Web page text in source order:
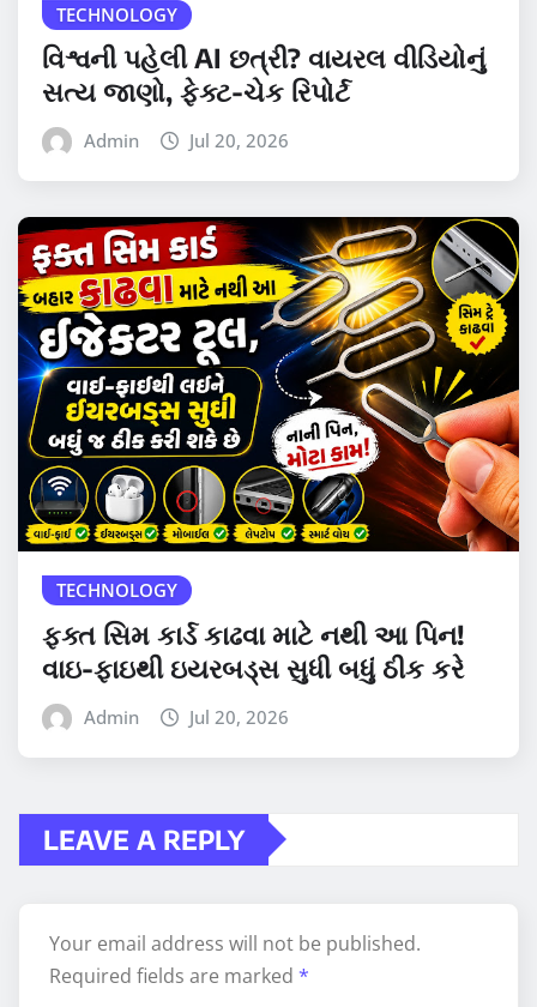
TECHNOLOGY
વિશ્વની પહેલી AI છત્રી? વાયરલ વીડિયોનું
સત્ય જાણો, ફેક્ટ-ચેક રિપોર્ટ
Admin Jul 20, 2026
TECHNOLOGY
ફક્ત સિમ કાર્ડ કાઢવા માટે નથી આ પિન!
વાઇ-ફાઇથી ઇયરબડ્સ સુધી બધું ઠીક કરે
Admin Jul 20, 2026
LEAVE A REPLY
Your email address will not be published.
Required fields are marked *